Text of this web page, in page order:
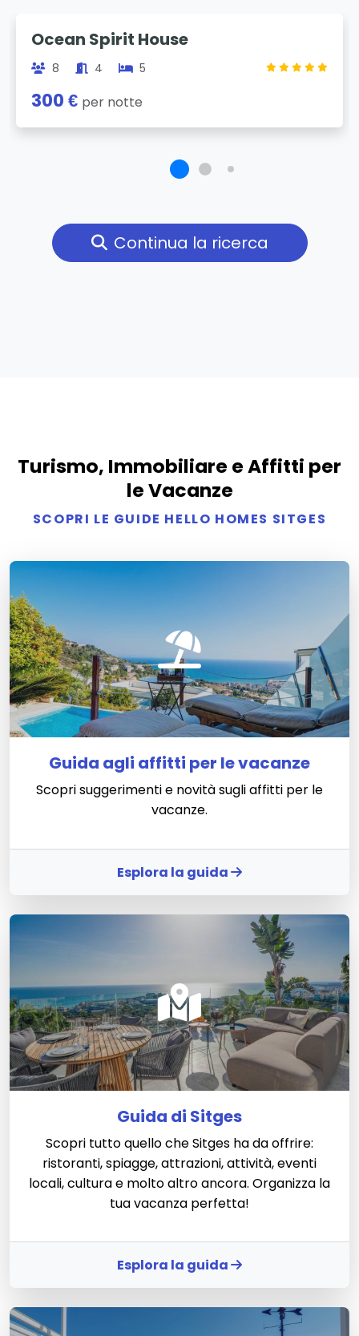
Ocean Spirit House
8 4 5
300 € per notte
Continua la ricerca
Turismo, Immobiliare e Affitti per
le Vacanze
SCOPRI LE GUIDE HELLO HOMES SITGES
Guida agli affitti per le vacanze
Scopri suggerimenti e novità sugli affitti per le
vacanze.
Esplora la guida
Guida di Sitges
Scopri tutto quello che Sitges ha da offrire:
ristoranti, spiagge, attrazioni, attività, eventi
locali, cultura e molto altro ancora. Organizza la
tua vacanza perfetta!
Esplora la guida